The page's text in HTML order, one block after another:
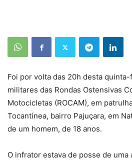
Foi por volta das 20h desta
militares das Rondas Ostensivas
Motocicletas (ROCAM), em
Tocantínea, bairro Pajuçara, em
de um homem, de 18 anos.
O infrator estava de posse de uma